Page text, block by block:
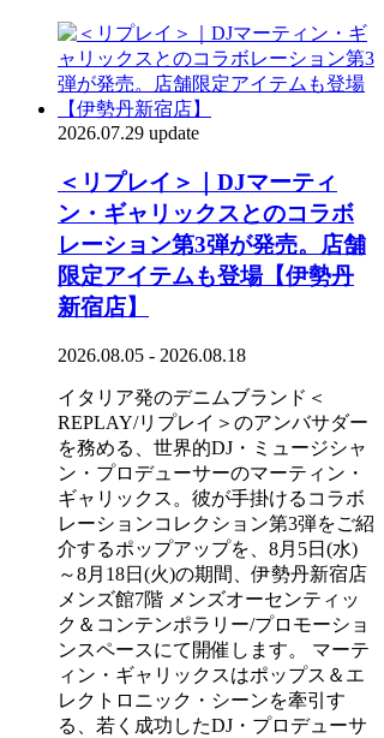
2026.07.29 update
＜リプレイ＞｜DJマーティ
ン・ギャリックスとのコラボ
レーション第3弾が発売。店舗
限定アイテムも登場【伊勢丹
新宿店】
2026.08.05 - 2026.08.18
イタリア発のデニムブランド＜
REPLAY/リプレイ＞のアンバサダー
を務める、世界的DJ・ミュージシャ
ン・プロデューサーのマーティン・
ギャリックス。彼が手掛けるコラボ
レーションコレクション第3弾をご紹
介するポップアップを、8月5日(水)
～8月18日(火)の期間、伊勢丹新宿店
メンズ館7階 メンズオーセンティッ
ク＆コンテンポラリー/プロモーショ
ンスペースにて開催します。 マーテ
ィン・ギャリックスはポップス＆エ
レクトロニック・シーンを牽引す
る、若く成功したDJ・プロデューサ